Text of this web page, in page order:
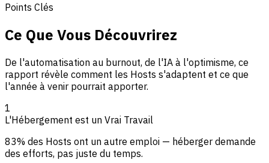
Points Clés
Ce Que Vous Découvrirez
De l'automatisation au burnout, de l'IA à l'optimisme, ce
rapport révèle comment les Hosts s'adaptent et ce que
l'année à venir pourrait apporter.
1
L'Hébergement est un Vrai Travail
83% des Hosts ont un autre emploi — héberger demande
des efforts, pas juste du temps.